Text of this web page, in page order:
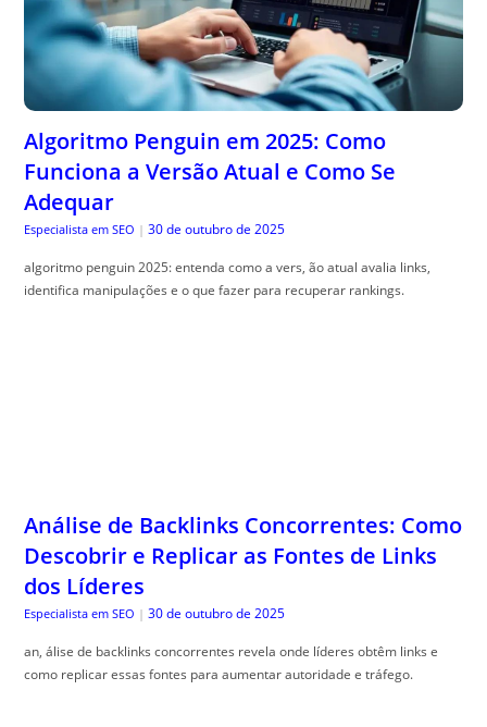
Algoritmo Penguin em 2025: Como
Funciona a Versão Atual e Como Se
Adequar
Especialista em SEO | 30 de outubro de 2025
algoritmo penguin 2025: entenda como a vers, ão atual avalia links,
identifica manipulações e o que fazer para recuperar rankings.
Análise de Backlinks Concorrentes: Como
Descobrir e Replicar as Fontes de Links
dos Líderes
Especialista em SEO | 30 de outubro de 2025
an, álise de backlinks concorrentes revela onde líderes obtêm links e
como replicar essas fontes para aumentar autoridade e tráfego.